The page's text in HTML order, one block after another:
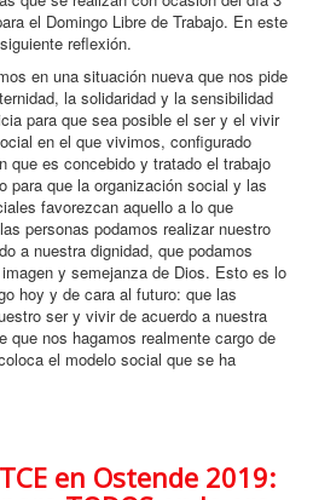
el Domingo Libre de Trabajo. En este
reflexión.
en una situación nueva que nos pide
la solidaridad y la sensibilidad
para que sea posible el ser y el vivir
en el que vivimos, configurado
que es concebido y tratado el trabajo
para que la organización social y las
favorezcan aquello a lo que
personas podamos realizar nuestro
a nuestra dignidad, que podamos
y semejanza de Dios. Esto es lo
hoy y de cara al futuro: que las
ser y vivir de acuerdo a nuestra
que nos hagamos realmente cargo de
el modelo social que se ha
en Ostende 2019: